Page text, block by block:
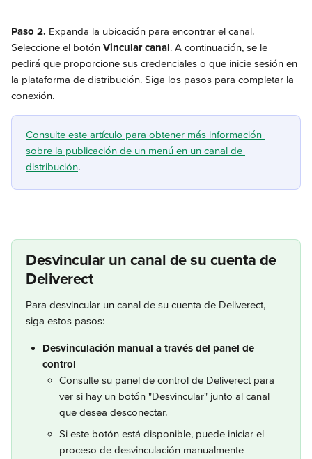
Paso 2. Expanda la ubicación para encontrar el canal.
Seleccione el botón Vincular canal. A continuación, se le
pedirá que proporcione sus credenciales o que inicie sesión en
la plataforma de distribución. Siga los pasos para completar la
conexión.
Consulte este artículo para obtener más información
sobre la publicación de un menú en un canal de
distribución.
Desvincular un canal de su cuenta de
Deliverect
Para desvincular un canal de su cuenta de Deliverect,
siga estos pasos:
Desvinculación manual a través del panel de
control
Consulte su panel de control de Deliverect para
ver si hay un botón "Desvincular" junto al canal
que desea desconectar.
Si este botón está disponible, puede iniciar el
proceso de desvinculación manualmente